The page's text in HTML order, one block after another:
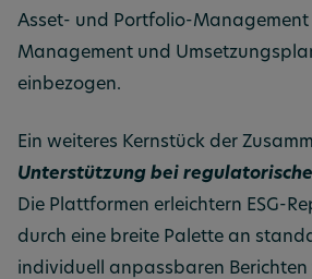
Asset- und Portfolio-Management
Management und
einbezogen.
Ein weiteres Kernstück der
Unterstützung bei
Die Plattformen erleichtern ESG-
durch eine breite Palette an
individuell anpassbaren Berichten